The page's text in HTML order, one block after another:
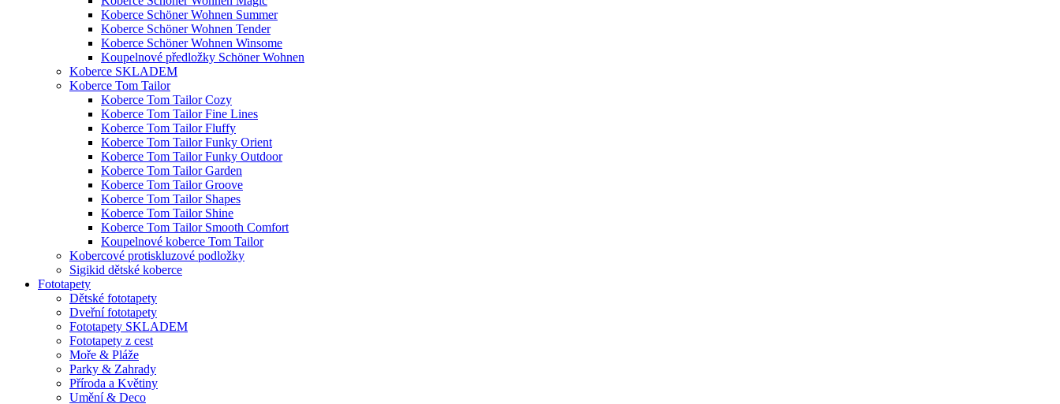
Koberce Schöner Wohnen Summer
Koberce Schöner Wohnen Tender
Koberce Schöner Wohnen Winsome
Koupelnové předložky Schöner Wohnen
Koberce SKLADEM
Koberce Tom Tailor
Koberce Tom Tailor Cozy
Koberce Tom Tailor Fine Lines
Koberce Tom Tailor Fluffy
Koberce Tom Tailor Funky Orient
Koberce Tom Tailor Funky Outdoor
Koberce Tom Tailor Garden
Koberce Tom Tailor Groove
Koberce Tom Tailor Shapes
Koberce Tom Tailor Shine
Koberce Tom Tailor Smooth Comfort
Koupelnové koberce Tom Tailor
Kobercové protiskluzové podložky
Sigikid dětské koberce
Fototapety
Dětské fototapety
Dveřní fototapety
Fototapety SKLADEM
Fototapety z cest
Moře & Pláže
Parky & Zahrady
Příroda a Květiny
Umění & Deco